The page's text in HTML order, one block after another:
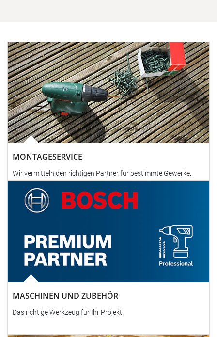
MONTAGESERVICE
Wir vermitteln den richtigen Partner für bestimmte Gewerke.
MASCHINEN UND ZUBEHÖR
Das richtige Werkzeug für Ihr Projekt.